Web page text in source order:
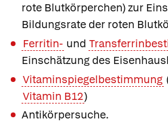
rote Blutkörperchen) zur
Bildungsrate der roten
Ferritin- und
Einschätzung des
Vitaminspiegelbestimmung
Vitamin B12)
Antikörpersuche.